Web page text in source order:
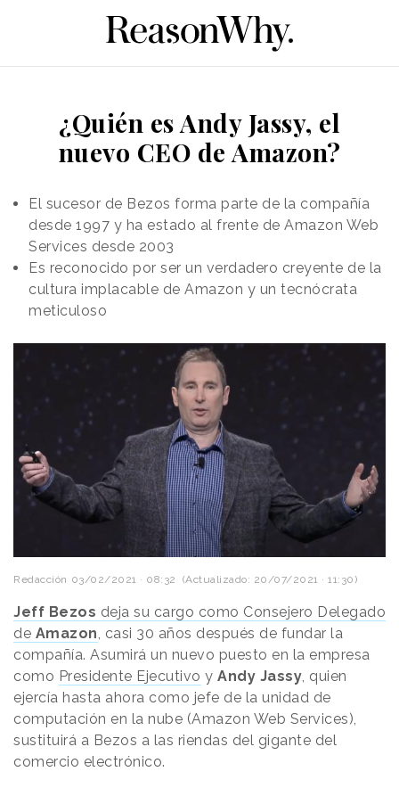
¿Quién es Andy Jassy, el
nuevo CEO de Amazon?
El sucesor de Bezos forma parte de la compañía
desde 1997 y ha estado al frente de Amazon Web
Services desde 2003
Es reconocido por ser un verdadero creyente de la
cultura implacable de Amazon y un tecnócrata
meticuloso
Redacción 03/02/2021 · 08:32 (Actualizado: 20/07/2021 · 11:30)
Jeff Bezos deja su cargo como Consejero Delegado
de Amazon, casi 30 años después de fundar la
compañía. Asumirá un nuevo puesto en la empresa
como Presidente Ejecutivo y Andy Jassy, quien
ejercía hasta ahora como jefe de la unidad de
computación en la nube (Amazon Web Services),
sustituirá a Bezos a las riendas del gigante del
comercio electrónico.